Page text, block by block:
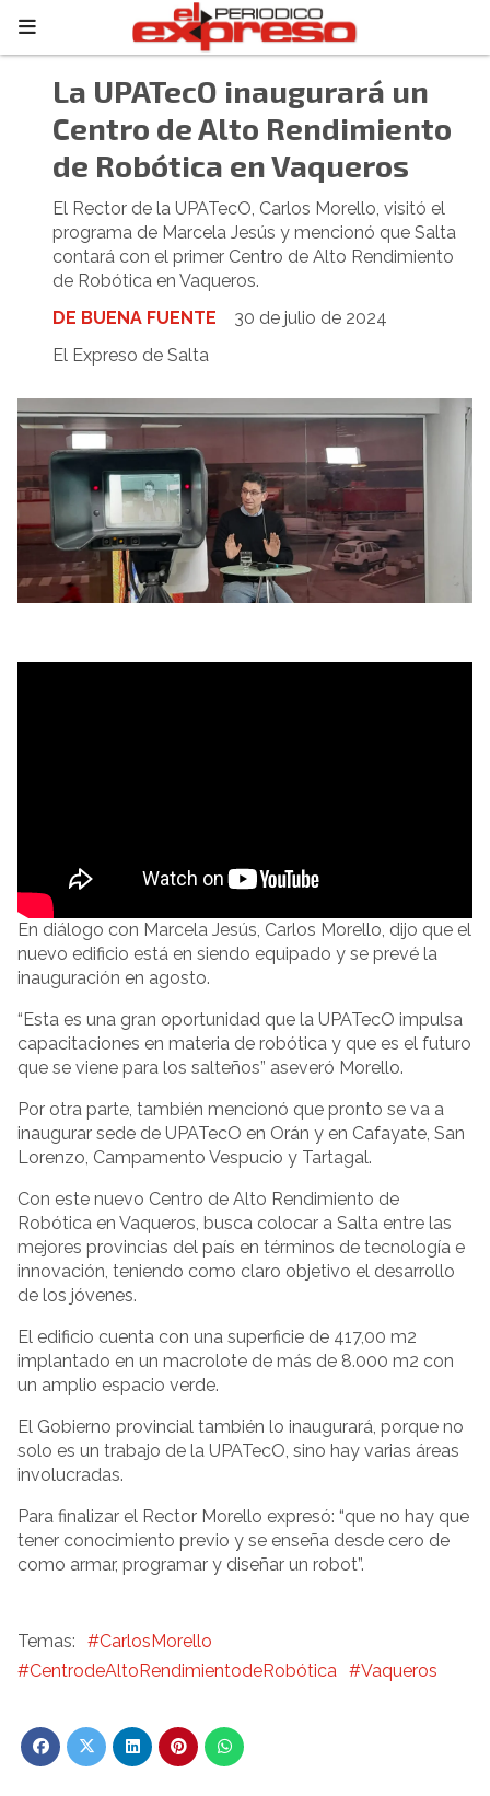
La UPATecO inaugurará un
Centro de Alto Rendimiento
de Robótica en Vaqueros
El Rector de la UPATecO, Carlos Morello, visitó el
programa de Marcela Jesús y mencionó que Salta
contará con el primer Centro de Alto Rendimiento
de Robótica en Vaqueros.
DE BUENA FUENTE
30 de julio de 2024
El Expreso de Salta
En diálogo con Marcela Jesús, Carlos Morello, dijo que el
nuevo edificio está en siendo equipado y se prevé la
inauguración en agosto.
“Esta es una gran oportunidad que la UPATecO impulsa
capacitaciones en materia de robótica y que es el futuro
que se viene para los salteños” aseveró Morello.
Por otra parte, también mencionó que pronto se va a
inaugurar sede de UPATecO en Orán y en Cafayate, San
Lorenzo, Campamento Vespucio y Tartagal.
Con este nuevo Centro de Alto Rendimiento de
Robótica en Vaqueros, busca colocar a Salta entre las
mejores provincias del país en términos de tecnología e
innovación, teniendo como claro objetivo el desarrollo
de los jóvenes.
El edificio cuenta con una superficie de 417,00 m2
implantado en un macrolote de más de 8.000 m2 con
un amplio espacio verde.
El Gobierno provincial también lo inaugurará, porque no
solo es un trabajo de la UPATecO, sino hay varias áreas
involucradas.
Para finalizar el Rector Morello expresó: “que no hay que
tener conocimiento previo y se enseña desde cero de
como armar, programar y diseñar un robot”.
#CarlosMorello
#CentrodeAltoRendimientodeRobótica #Vaqueros